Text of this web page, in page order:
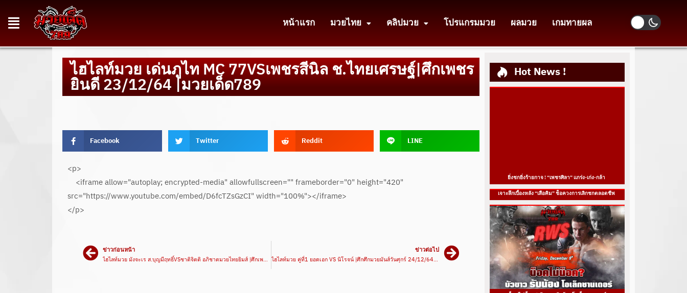
หน้าแรก มวยไทย คลิปมวย โปรแกรมมวย ผลมวย เกมทายผล
ไฮไลท์มวย เด่นภูไท MC 77VSเพชรสีนิล ช.ไทยเศรษฐ์|ศึกเพชร
ยินดี 23/12/64 |มวยเด็ด789
Facebook Twitter Reddit LINE
<p>
<iframe allow="autoplay; encrypted-media" allowfullscreen="" frameborder="0" height="420"
src="https://www.youtube.com/embed/D6fcTZsGzCI" width="100%"></iframe>
</p>
ข่าวก่อนหน้า
ไฮไลท์มวย มังจะเร ส.บุญมีฤทธิ์VSชาติจิตติ อภิชาตมวยไทยยิมส์ |ศึกเพชรยินดี 23/12/64 | มวยเด็ด789
ข่าวต่อไป
ไฮไลท์มวย คู่ที่1 ยอดเอก VS นิโรจน์ |ศึกศึกมวยมันส์วันศุกร์ 24/12/64 | มวยเด็ด789
Hot News !
ยิ่งชกยิ่งร้ายกาจ ! “เพชรศิลา” แกร่ง-เก่ง-กล้า
เจาะลึกเบื้องหลัง “เสือคิม” ช็อควงการเลิกชกตลอดชีพ